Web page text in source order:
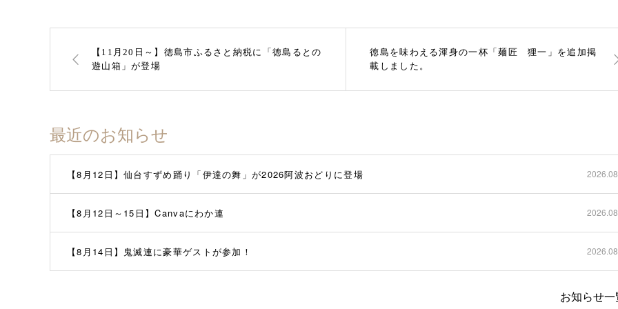
【11月20日～】徳島市ふるさと納税に「徳島るとの
遊山箱」が登場
徳島を味わえる渾身の一杯「麺匠 狸一」を追加掲
載しました。
最近のお知らせ
【8月12日】仙台すずめ踊り「伊達の舞」が2026阿波おどりに登場
【8月12日～15日】Canvaにわか連
【8月14日】鬼滅連に豪華ゲストが参加！
お知らせ一